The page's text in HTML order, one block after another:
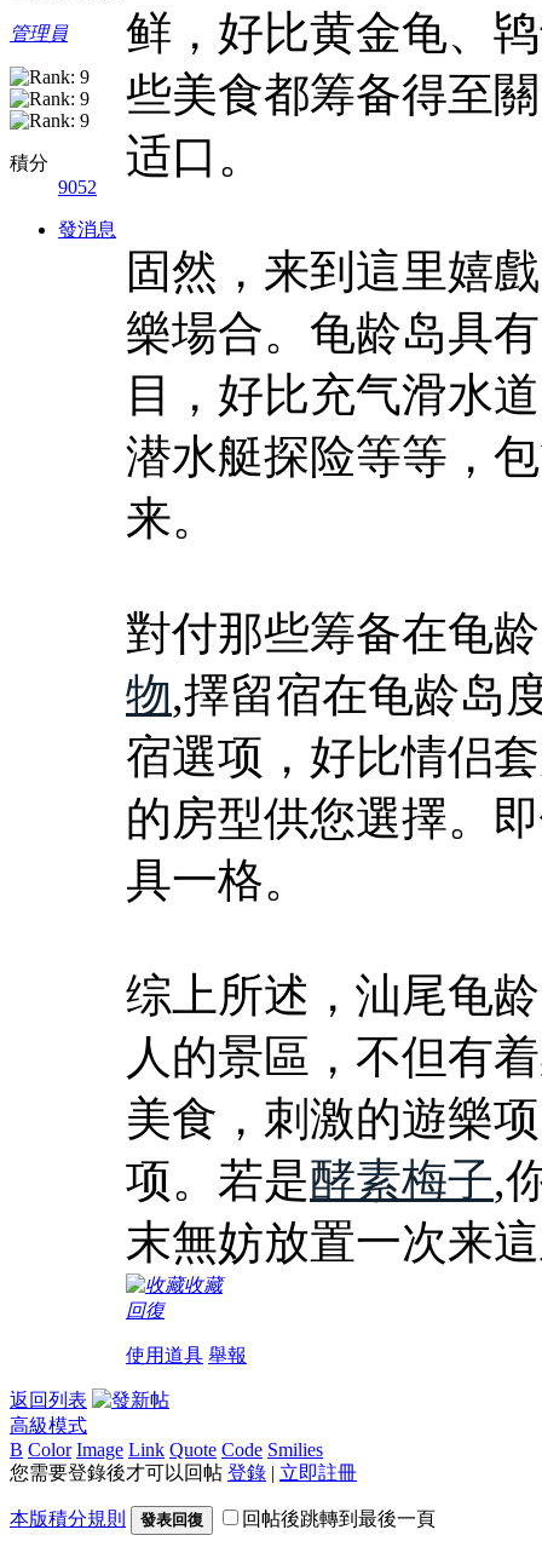
管理員
積分
9052
發消息
鲜，好比黄金龟、
些美食都筹备得至
适口。
固然，来到這里嬉
樂場合。龟龄岛具
目，好比充气滑水
潜水艇探险等等，
来。
對付那些筹备在龟
物,擇留宿在龟龄岛
宿選项，好比情侣
的房型供您選擇。
具一格。
综上所述，汕尾龟
人的景區，不但有
美食，刺激的遊樂
项。若是酵素梅子,
末無妨放置一次来
收藏
回復
使用道具 舉報
返回列表
高級模式
B Color Image Link Quote Code Smilies
您需要登錄後才可以回帖 登錄 | 立即註冊
本版積分規則 發表回復 回帖後跳轉到最後一頁